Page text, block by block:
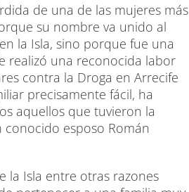
de una de las mujeres más
su nombre va unido al
la Isla, sino porque fue una
realizó una reconocida labor
contra la Droga en Arrecife
precisamente fácil, ha
aquellos que tuvieron la
esposo Román
la Isla entre otras razones